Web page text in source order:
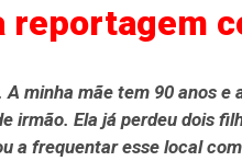
reportagem
A minha mãe tem 90 anos
irmão. Ela já perdeu dois
a frequentar esse local